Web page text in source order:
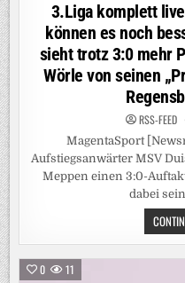
3.Liga komplett
können es noch
sieht trotz 3:0 mehr
Wörle von seinen
RSS-FEED
MagentaSport
Aufstiegsanwärter MSV
Meppen einen 3:0-
dabei
0 11